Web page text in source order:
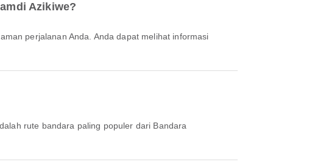
Azikiwe?
rute bandara paling populer dari Bandara